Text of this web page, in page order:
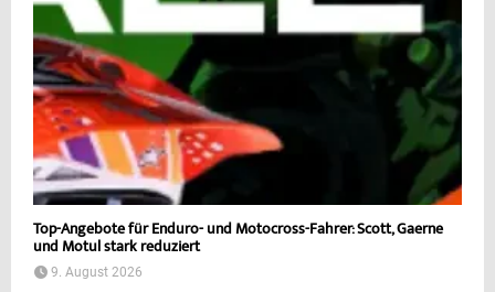
Top-Angebote für Enduro- und Motocross-Fahrer: Scott, Gaerne
und Motul stark reduziert
9. August 2026